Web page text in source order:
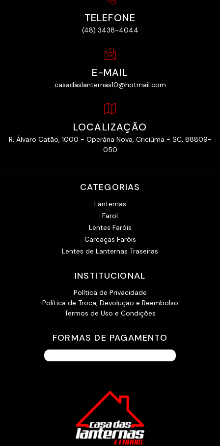
TELEFONE
(48) 3438-4044
E-MAIL
casadaslanternas10@hotmail.com
LOCALIZAÇÃO
R. Álvaro Catão, 1000 - Operária Nova, Criciúma - SC, 88809-
050
CATEGORIAS
Lanternas
Farol
Lentes Faróis
Carcaças Faróis
Lentes de Lanternas Traseiras
INSTITUCIONAL
Política de Privacidade
Política de Troca, Devolução e Reembolso
Termos de Uso e Condições
FORMAS DE PAGAMENTO